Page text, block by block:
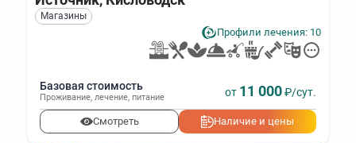
Магазины
Профили лечения: 10
Базовая стоимость
Проживание, лечение, питание от 11 000₽/сут.
Смотреть Наличие и цены